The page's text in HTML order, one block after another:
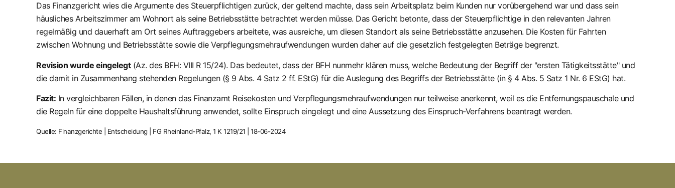
Das Finanzgericht wies die Argumente des Steuerpflichtigen zurück, der geltend machte, dass sein Arbeitsplatz beim Kunden nur vorübergehend war und dass sein
häusliches Arbeitszimmer am Wohnort als seine Betriebsstätte betrachtet werden müsse. Das Gericht betonte, dass der Steuerpflichtige in den relevanten Jahren
regelmäßig und dauerhaft am Ort seines Auftraggebers arbeitete, was ausreiche, um diesen Standort als seine Betriebsstätte anzusehen. Die Kosten für Fahrten
zwischen Wohnung und Betriebsstätte sowie die Verpflegungsmehraufwendungen wurden daher auf die gesetzlich festgelegten Beträge begrenzt.
Revision wurde eingelegt(Az. des BFH: VIII R 15/24). Das bedeutet, dass der BFH nunmehr klären muss, welche Bedeutung der Begriff der "ersten Tätigkeitsstätte" und
die damit in Zusammenhang stehenden Regelungen (§ 9 Abs. 4 Satz 2 ff. EStG) für die Auslegung des Begriffs der Betriebsstätte (in § 4 Abs. 5 Satz 1 Nr. 6 EStG) hat.
Fazit: In vergleichbaren Fällen, in denen das Finanzamt Reisekosten und Verpflegungsmehraufwendungen nur teilweise anerkennt, weil es die Entfernungspauschale und
die Regeln für eine doppelte Haushaltsführung anwendet, sollte Einspruch eingelegt und eine Aussetzung des Einspruch-Verfahrens beantragt werden.
Quelle: Finanzgerichte | Entscheidung | FG Rheinland-Pfalz, 1 K 1219/21 | 18-06-2024